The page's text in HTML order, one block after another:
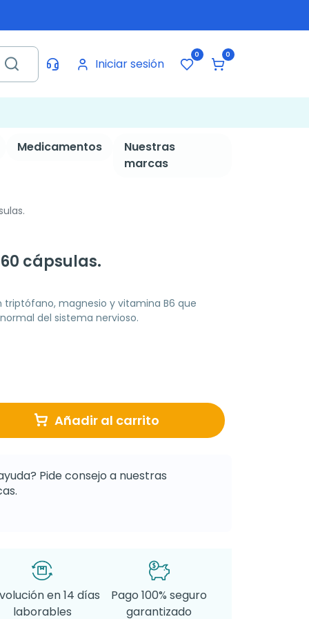
Iniciar sesión
0 0
Medicamentos
Nuestras
marcas
cápsulas.
magnesio y vitamina B6 que
del sistema nervioso.
Añadir al carrito
Pide consejo a nuestras
en 14 días
laborables
Pago 100% seguro
garantizado